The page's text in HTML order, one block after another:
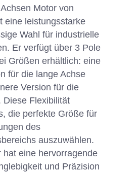
Motor von
eine leistungsstarke
Wahl für industrielle
Er verfügt über 3 Pole
Größen erhältlich: eine
für die lange Achse
Version für die
Diese Flexibilität
die perfekte Größe für
des
auszuwählen.
hat eine hervorragende
und Präzision